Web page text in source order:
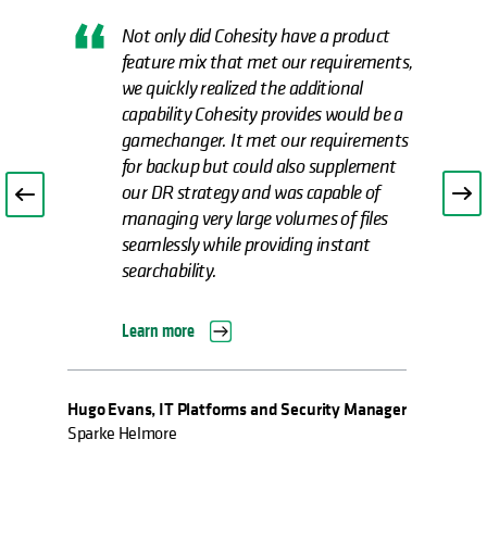
Not only did Cohesity have a product
feature mix that met our requirements,
we quickly realized the additional
capability Cohesity provides would be a
gamechanger. It met our requirements
for backup but could also supplement
our DR strategy and was capable of
managing very large volumes of files
seamlessly while providing instant
searchability.
Learn more
Hugo Evans, IT Platforms and Security Manager
Sparke Helmore